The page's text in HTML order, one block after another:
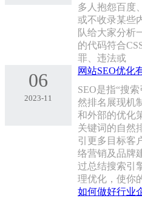
多人抱怨百度
或不收录某些
队给大家分析
的代码符合
罪、违法或
网站SEO优化
SEO是指“搜
然排名展现机
和外部的优化
关键词的自然
引更多目标客
络营销及品牌
过总结搜索引
理优化，使你
06
2023-11
如何做好行业